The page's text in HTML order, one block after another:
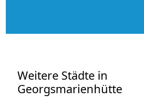
Weitere Städte in
Georgsmarienhütte